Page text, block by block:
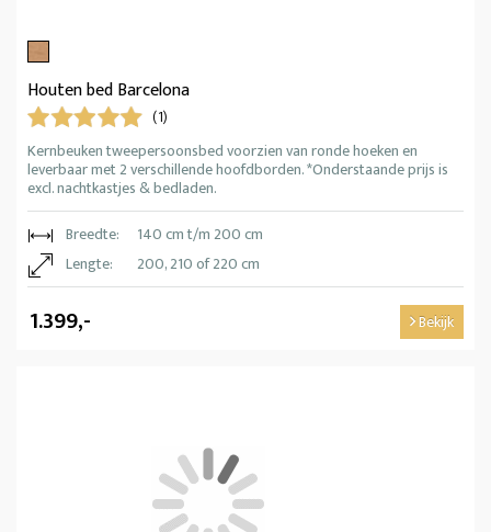
Houten bed Barcelona
(1)
Kernbeuken tweepersoonsbed voorzien van ronde hoeken en
leverbaar met 2 verschillende hoofdborden. *Onderstaande prijs is
excl. nachtkastjes & bedladen.
Breedte:
140 cm t/m 200 cm
Lengte:
200, 210 of 220 cm
1.399,- Bekijk